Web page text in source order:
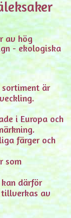
av hög
- ekologiska
är
i Europa och
färger och
som
därför
av